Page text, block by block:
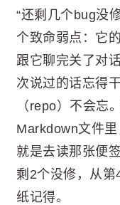
“还剩几个bug没
个致命弱点：它
跟它聊完关了对
次说过的话忘得
（repo）不会忘
Markdown文件
就是去读那张便
剩2个没修，从第
纸记得。